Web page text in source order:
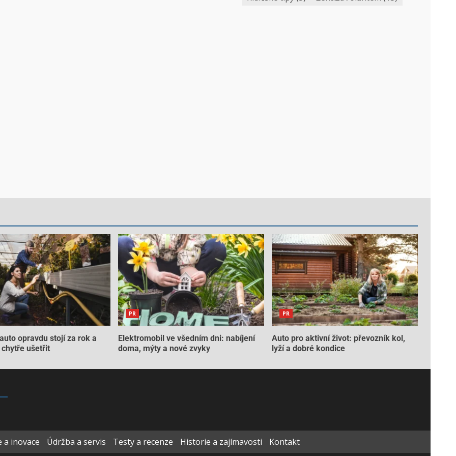
opravdu stojí za rok a
chytře ušetřit
PR
Elektromobil ve všedním dni: nabíjení
doma, mýty a nové zvyky
PR
Auto pro aktivní život: převozník kol,
lyží a dobré kondice
a inovace Údržba a servis Testy a recenze Historie a zajímavosti Kontakt